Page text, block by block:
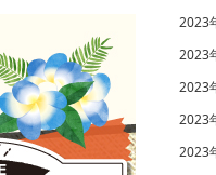
2023
2023
2023
2023
2023